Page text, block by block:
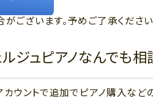
ございます。予めご了承ください
ルジュピアノなんでも相
カウントで追加でピアノ購入な